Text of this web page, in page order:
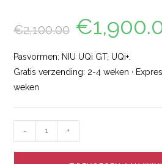
€2,100.00 €
Pasvormen: NIU UQi GT, UQi+.
Gratis verzending: 2-4 weken ·
weken
- +